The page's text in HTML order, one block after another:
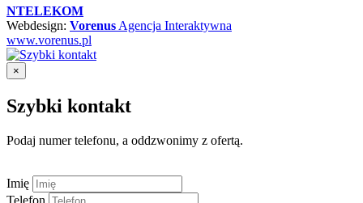
NTELEKOM
Webdesign: Vorenus Agencja Interaktywna
www.vorenus.pl
×
Szybki kontakt
Podaj numer telefonu, a oddzwonimy z ofertą.
Imię
Telefon